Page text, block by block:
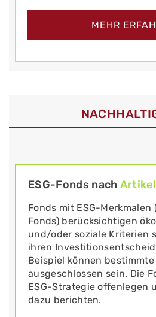
MEHR
ESG-Fonds nach
Fonds mit ESG-Merkmalen
Fonds) berücksichtigen
und/oder soziale Kriterien
ihren
Beispiel können
ausgeschlossen sein. Die
ESG-Strategie offenlegen
dazu berichten.